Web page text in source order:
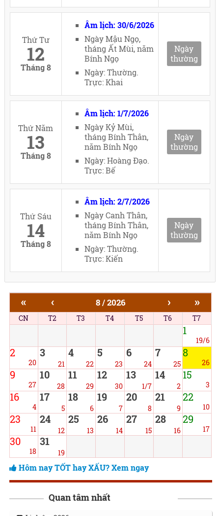
Thứ Tư
12
Tháng 8
Âm lịch: 30/6/2026
Ngày Mậu Ngọ,
tháng Ất Mùi, năm
Bính Ngọ
Ngày: Thường.
Trực: Khai
Ngày
thường
Thứ Năm
13
Tháng 8
Âm lịch: 1/7/2026
Ngày Kỷ Mùi,
tháng Bính Thân,
năm Bính Ngọ
Ngày: Hoàng Đạo.
Trực: Bế
Ngày
thường
Thứ Sáu
14
Tháng 8
Âm lịch: 2/7/2026
Ngày Canh Thân,
tháng Bính Thân,
năm Bính Ngọ
Ngày: Thường.
Trực: Kiến
Ngày
thường
« ‹ 8 / 2026 › »
CN T2 T3 T4 T5 T6 T7
1
19/6
2
20
3
21
4
22
5
23
6
24
7
25
8
26
9
27
10
28
11
29
12
30
13
1/7
14
2
15
3
16
4
17
5
18
6
19
7
20
8
21
9
22
10
23
11
24
12
25
13
26
14
27
15
28
16
29
17
30
18
31
19
Hôm nay TỐT hay XẤU? Xem ngay
Quan tâm nhất